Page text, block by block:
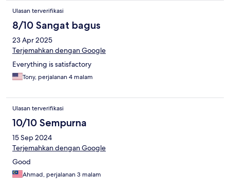
Ulasan terverifikasi
8/10 Sangat bagus
23 Apr 2025
Terjemahkan dengan Google
Everything is satisfactory
Tony, perjalanan 4 malam
Ulasan terverifikasi
10/10 Sempurna
15 Sep 2024
Terjemahkan dengan Google
Good
Ahmad, perjalanan 3 malam